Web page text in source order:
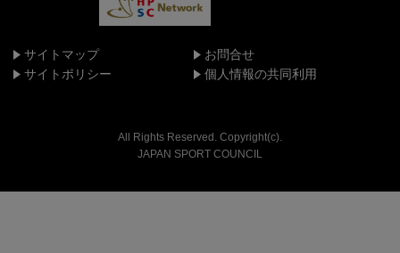
サイトマップ
お問合せ
サイトポリシー
個人情報の共同利用
All Rights Reserved. Copyright(c).
JAPAN SPORT COUNCIL